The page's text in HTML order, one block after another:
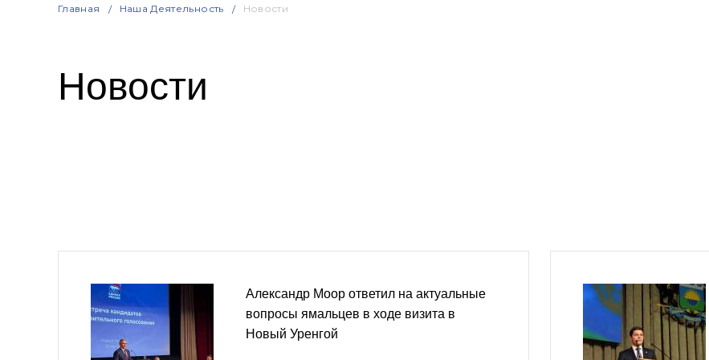
Главная Наша Деятельность Новости
Новости
Александр Моор ответил на актуальные
вопросы ямальцев в ходе визита в
Новый Уренгой